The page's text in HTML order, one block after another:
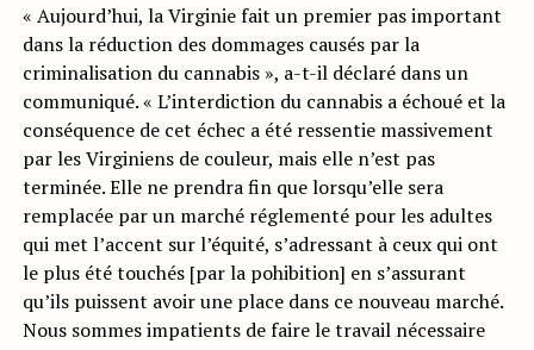
« Aujourd’hui, la Virginie fait un premier pas important
dans la réduction des dommages causés par la
criminalisation du cannabis », a-t-il déclaré dans un
communiqué. « L’interdiction du cannabis a échoué et la
conséquence de cet échec a été ressentie massivement
par les Virginiens de couleur, mais elle n’est pas
terminée. Elle ne prendra fin que lorsqu’elle sera
remplacée par un marché réglementé pour les adultes
qui met l’accent sur l’équité, s’adressant à ceux qui ont
le plus été touchés [par la pohibition] en s’assurant
qu’ils puissent avoir une place dans ce nouveau marché.
Nous sommes impatients de faire le travail nécessaire